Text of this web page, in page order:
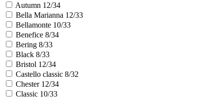
Autumn 12/34
Bella Marianna 12/33
Bellamonte 10/33
Benefice 8/34
Bering 8/33
Black 8/33
Bristol 12/34
Castello classic 8/32
Chester 12/34
Classic 10/33